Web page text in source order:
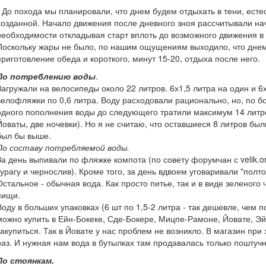
похода мы планировали, что днем будем отдыхать в тени,
Начало движения после дневного зноя рассчитывали
откладывая старт вплоть до возможного движения
жары не было, по нашим ощущениям выходило, что днем
обеда и короткого, минут 15-20, отдыха после него.
потреблению воды.
на велосипеды около 22 литров. 6х1,5 литра на один и
по 0,6 литра. Воду расходовали рационально, но, по
пополнения воды до следующего тратили максимум 14
две ночевки). Но я не считаю, что оставшиеся 8 литров
бы выше.
составу потребляемой воды.
день выпивали по фляжке компота (по совету форумчан с
и чернослив). Кроме того, за день вдвоем уговаривали
- обычная вода. Как просто питье, так и в виде
в больших упаковках (6 шт по 1,5-2 литра - так дешевле, чем
купить в Ейн-Бокеке, Сде-Бокере, Мицпе-Рамоне, Йовате,
Так в Йовате у нас проблем не возникло. В магазин
И нужная нам вода в бутылках там продавалась только
стоянкам.